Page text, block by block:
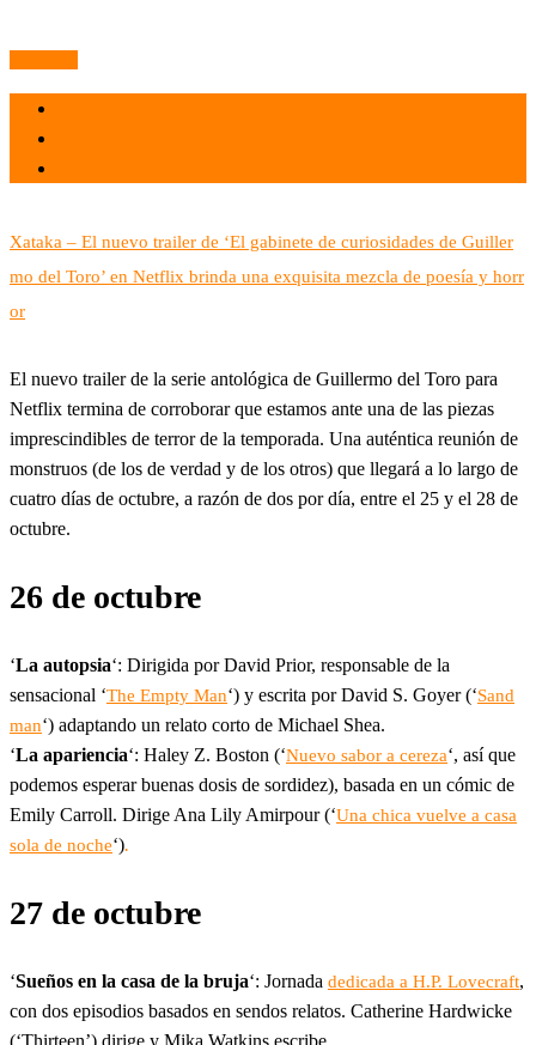
Xataka – El nuevo trailer de ‘El gabinete de curiosidades de Guiller
mo del Toro’ en Netflix brinda una exquisita mezcla de poesía y horr
or
El nuevo trailer de la serie antológica de Guillermo del Toro para
Netflix termina de corroborar que estamos ante una de las piezas
imprescindibles de terror de la temporada. Una auténtica reunión de
monstruos (de los de verdad y de los otros) que llegará a lo largo de
cuatro días de octubre, a razón de dos por día, entre el 25 y el 28 de
octubre.
26 de octubre
‘La autopsia‘: Dirigida por David Prior, responsable de la
sensacional ‘The Empty Man‘) y escrita por David S. Goyer (‘Sand
man‘) adaptando un relato corto de Michael Shea.
‘La apariencia‘: Haley Z. Boston (‘Nuevo sabor a cereza‘, así que
podemos esperar buenas dosis de sordidez), basada en un cómic de
Emily Carroll. Dirige Ana Lily Amirpour (‘Una chica vuelve a casa
sola de noche‘).
27 de octubre
‘Sueños en la casa de la bruja‘: Jornada dedicada a H.P. Lovecraft,
con dos episodios basados en sendos relatos. Catherine Hardwicke